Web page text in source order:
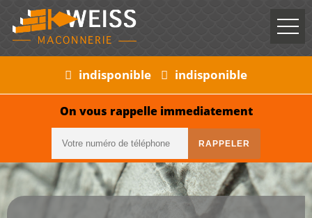
indisponible indisponible
On vous rappelle immediatement